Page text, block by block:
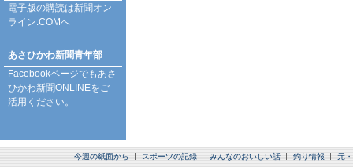
電子版の購読は新聞オン
ライン.COMへ
あさひかわ新聞青年部
Facebookページでもあさ
ひかわ新聞ONLINEをご
活用ください。
今週の紙面から スポーツの記録 みんなのおいしい話 釣り情報 元